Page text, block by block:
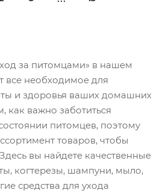
за питомцами» в нашем
все необходимое для
и здоровья ваших домашних
как важно заботиться
питомцев, поэтому
товаров, чтобы
вы найдете качественные
когтерезы, шампуни, мыло,
средства для ухода